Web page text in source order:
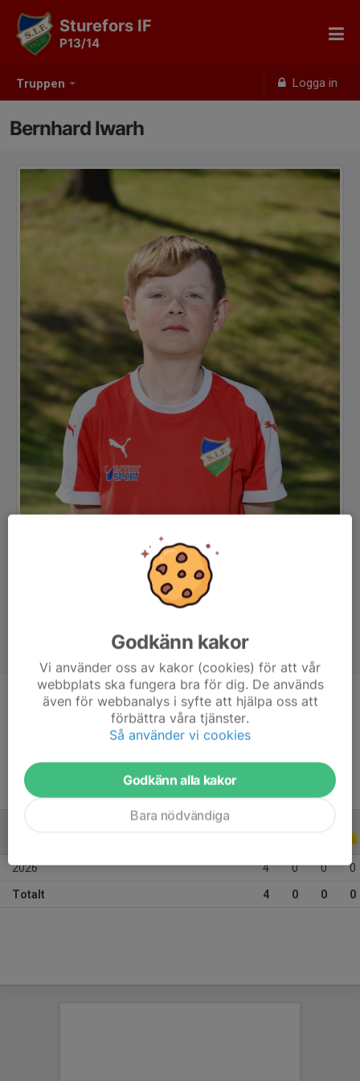
Truppen Logga in
Sturefors IF
P13/14
Bernhard Iwarh
Position
-
12 år
2026 4 0 0 0
Totalt 4 0 0 0
Godkänn kakor
Vi använder oss av kakor (cookies) för att vår
webbplats ska fungera bra för dig. De används
även för webbanalys i syfte att hjälpa oss att
förbättra våra tjänster.
Så använder vi cookies
Godkänn alla kakor
Bara nödvändiga